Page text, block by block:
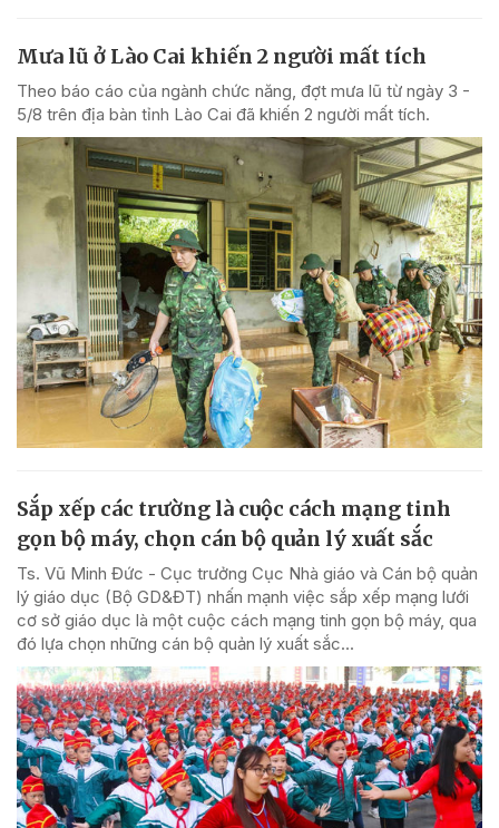
Mưa lũ ở Lào Cai khiến 2 người mất tích
Theo báo cáo của ngành chức năng, đợt mưa lũ từ ngày 3 -
5/8 trên địa bàn tỉnh Lào Cai đã khiến 2 người mất tích.
Sắp xếp các trường là cuộc cách mạng tinh
gọn bộ máy, chọn cán bộ quản lý xuất sắc
Ts. Vũ Minh Đức - Cục trưởng Cục Nhà giáo và Cán bộ quản
lý giáo dục (Bộ GD&ĐT) nhấn mạnh việc sắp xếp mạng lưới
cơ sở giáo dục là một cuộc cách mạng tinh gọn bộ máy, qua
đó lựa chọn những cán bộ quản lý xuất sắc...